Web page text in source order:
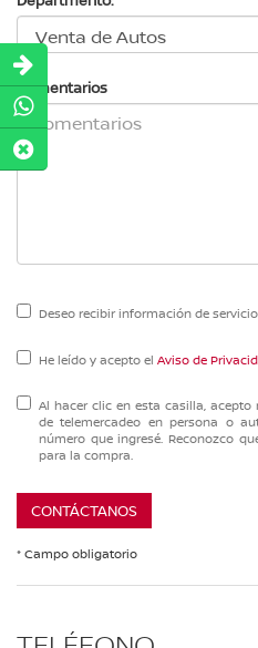
Comentarios
Deseo recibir información de
He leído y acepto el Aviso de
Al hacer clic en esta casilla,
de telemercadeo en persona o
número que ingresé. Reconozco
para la compra.
CONTÁCTANOS
* Campo obligatorio